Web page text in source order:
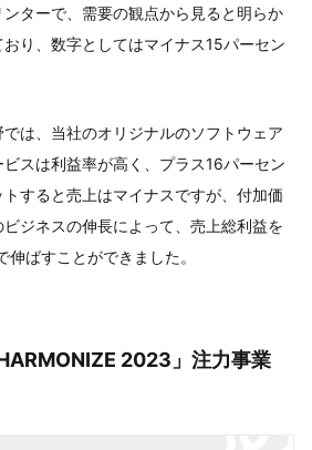
ターで、需要の観点から見ると明らか
り、数字としてはマイナス15パーセン
は、当社のオリジナルのソフトウェア
スは利益率が高く、プラス16パーセン
トすると売上はマイナスですが、付加価
ジネスの伸長によって、売上総利益を
ばすことができました。
2023」注力事業